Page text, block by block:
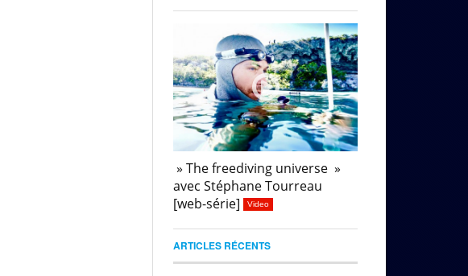
» The freediving universe »
avec Stéphane Tourreau
[web-série]
Video
ARTICLES RÉCENTS